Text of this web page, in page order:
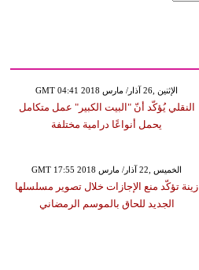
GMT 04:41 2018 الإثنين ,26 آذار/ مارس
النقلي يُؤكّد أنّ "البيت الكبير" عمل متكامل
يحمل أنواعًا درامية مختلفة
GMT 17:55 2018 الخميس ,22 آذار/ مارس
زينة تؤكّد منع الإجازات خلال تصوير مسلسلها
الجديد للحاق بالموسم الرمضاني